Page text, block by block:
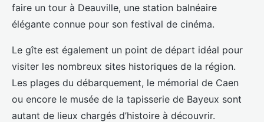
faire un tour à Deauville, une station balnéaire
élégante connue pour son festival de cinéma.
Le gîte est également un point de départ idéal pour
visiter les nombreux sites historiques de la région.
Les plages du débarquement, le mémorial de Caen
ou encore le musée de la tapisserie de Bayeux sont
autant de lieux chargés d’histoire à découvrir.